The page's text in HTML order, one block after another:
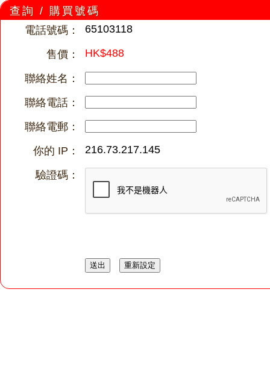
查詢 / 購買號碼
電話號碼：
65103118
售價： HK$488
聯絡姓名：
聯絡電話：
聯絡電郵：
你的 IP：
216.73.217.145
驗證碼：